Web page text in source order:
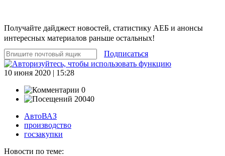
Получайте дайджест новостей, статистику АЕБ и анонсы
интересных материалов раньше остальных!
Подписаться
10 июня 2020 | 15:28
0
20040
АвтоВАЗ
производство
госзакупки
Новости по теме: